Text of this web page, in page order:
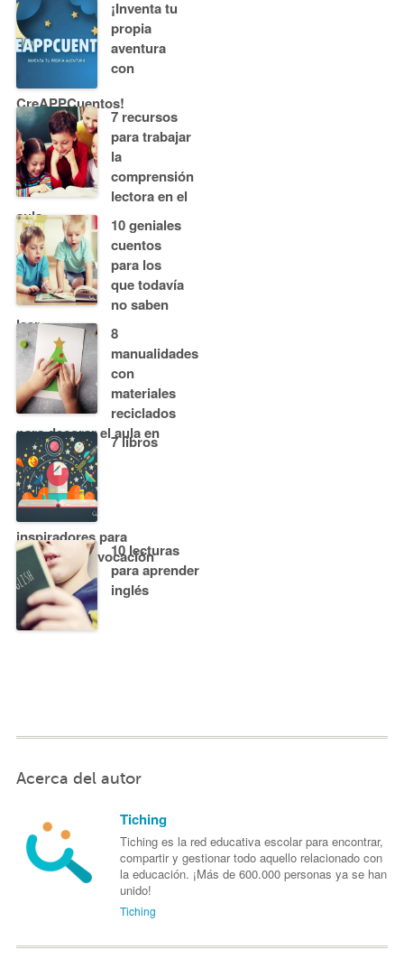
¡Inventa tu
propia
aventura
con
CreAPPCuentos!
7 recursos
para trabajar
la
comprensión
lectora en el
aula
10 geniales
cuentos
para los
que todavía
no saben
leer
8
manualidades
con
materiales
reciclados
para decorar el aula en
Navidad
7 libros
inspiradores para
encontrar tu vocación
10 lecturas
para aprender
inglés
Acerca del autor
Tiching
Tiching es la red educativa escolar para encontrar,
compartir y gestionar todo aquello relacionado con
la educación. ¡Más de 600.000 personas ya se han
unido!
Tiching